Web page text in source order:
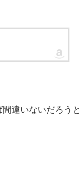
違いないだろうと